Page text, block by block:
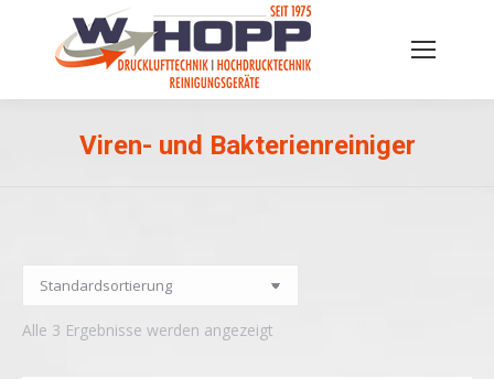
Viren- und Bakterienreiniger
Alle 3 Ergebnisse werden angezeigt